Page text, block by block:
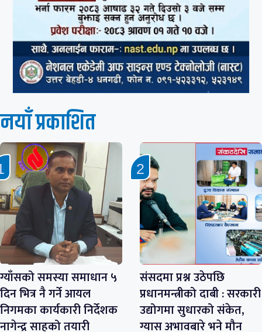
नयाँ प्रकाशित
ग्याँसको समस्या समाधान ५
दिन भित्र नै गर्ने आयल
निगमका कार्यकारी निर्देशक
नागेन्द्र साहको तयारी
संसदमा प्रश्न उठेपछि
प्रधानमन्त्रीको दाबी : सरकारी
उद्योगमा सुधारको संकेत,
ग्यास अभावबारे भने मौन